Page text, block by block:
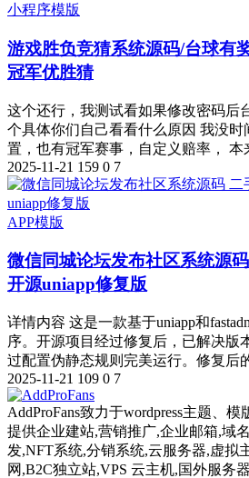
小程序模版
游戏胜负竞猜系统源码/台球有
冠军优胜猜
这个还行，我测试看如果修改密码后
个具体你们自己看看什么原因 我没
置，也有冠军赛事，自定义赔率， 本
2025-11-21 159 0 7
APP模版
微信同城论坛发布社区系统源
开源uniapp修复版
详情内容 这是一款基于uniapp和
序。开源项目经过修复后，已解决版
过配置伪静态规则完美运行。修复后
2025-11-21 109 0 7
AddProFans致力于wordpress主题、模
提供企业建站,营销推广,企业邮箱,域
发,NFT系统,分销系统,云服务器,虚拟
网,B2C独立站,VPS 云主机,国外服务